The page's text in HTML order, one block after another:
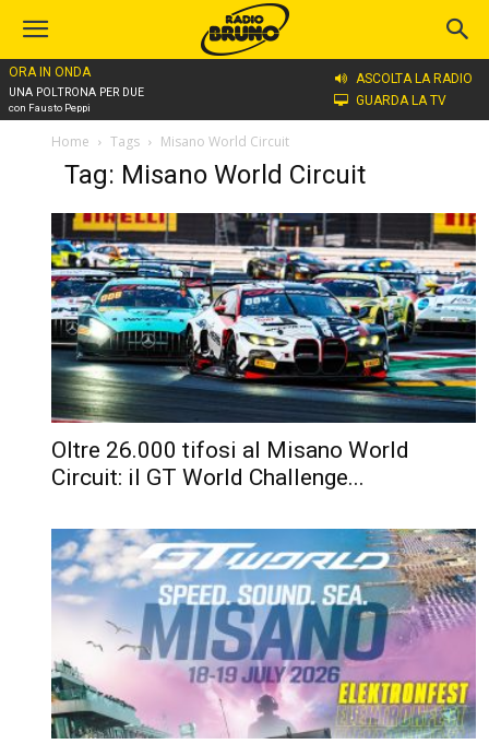
ORA IN ONDA
UNA POLTRONA PER DUE
con Fausto Peppi
ASCOLTA LA RADIO
GUARDA LA TV
Home Tags Misano World Circuit
Tag: Misano World Circuit
Oltre 26.000 tifosi al Misano World
Circuit: il GT World Challenge...